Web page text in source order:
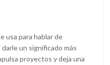
usa para hablar de
un significado más
proyectos y deja una